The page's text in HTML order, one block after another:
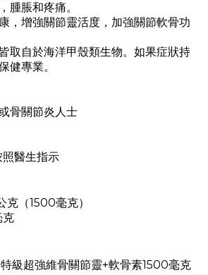
腫脹和疼痛。
，增強關節靈活度，加強關節軟骨功
取自於海洋甲殼類生物。如果症狀持
健專業。
骨關節炎人士
照醫生指示
克（1500毫克）
克
級超強維骨關節靈+軟骨素1500毫克